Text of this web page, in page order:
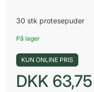
30 stk protesepuder
På lager
KUN ONLINE PRIS
DKK 63,75